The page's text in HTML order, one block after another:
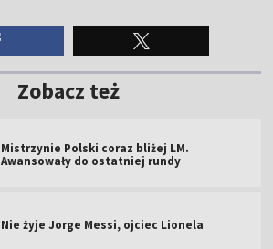
Zobacz też
Mistrzynie Polski coraz bliżej LM.
Awansowały do ostatniej rundy
Nie żyje Jorge Messi, ojciec Lionela